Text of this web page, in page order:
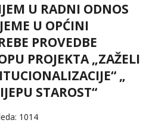
U RADNI ODNOS
U OPĆINI
PROVEDBE
PROJEKTA „ZAŽELI
„
STAROST“
1014